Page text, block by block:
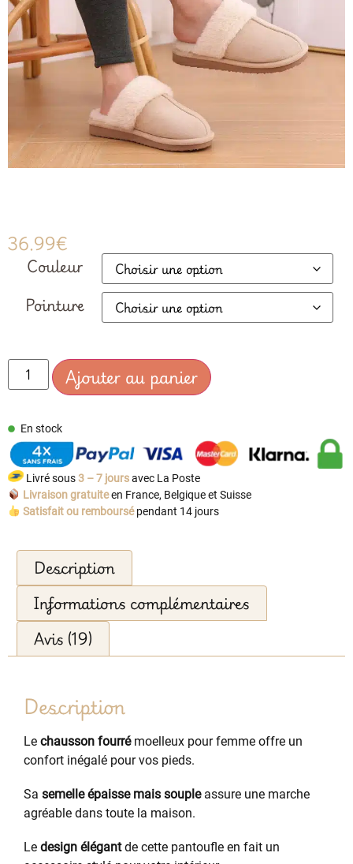
36.99€
Couleur
Pointure
Ajouter au panier
En stock
Livré sous3 – 7 joursavec La Poste
Livraison gratuiteen France, Belgique et Suisse
Satisfait ou remboursépendant 14 jours
Description
Informations complémentaires
Avis (19)
Description
Le chausson fourrémoelleux pour femme offre un
confort inégalé pour vos pieds.
Sa semelle épaisse mais soupleassure une marche
agréable dans toute la maison.
Le design élégantde cette pantoufle en fait un